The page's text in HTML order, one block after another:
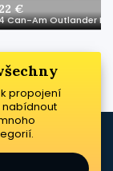
€
Can-Am Outlander
propojení
nabídnout